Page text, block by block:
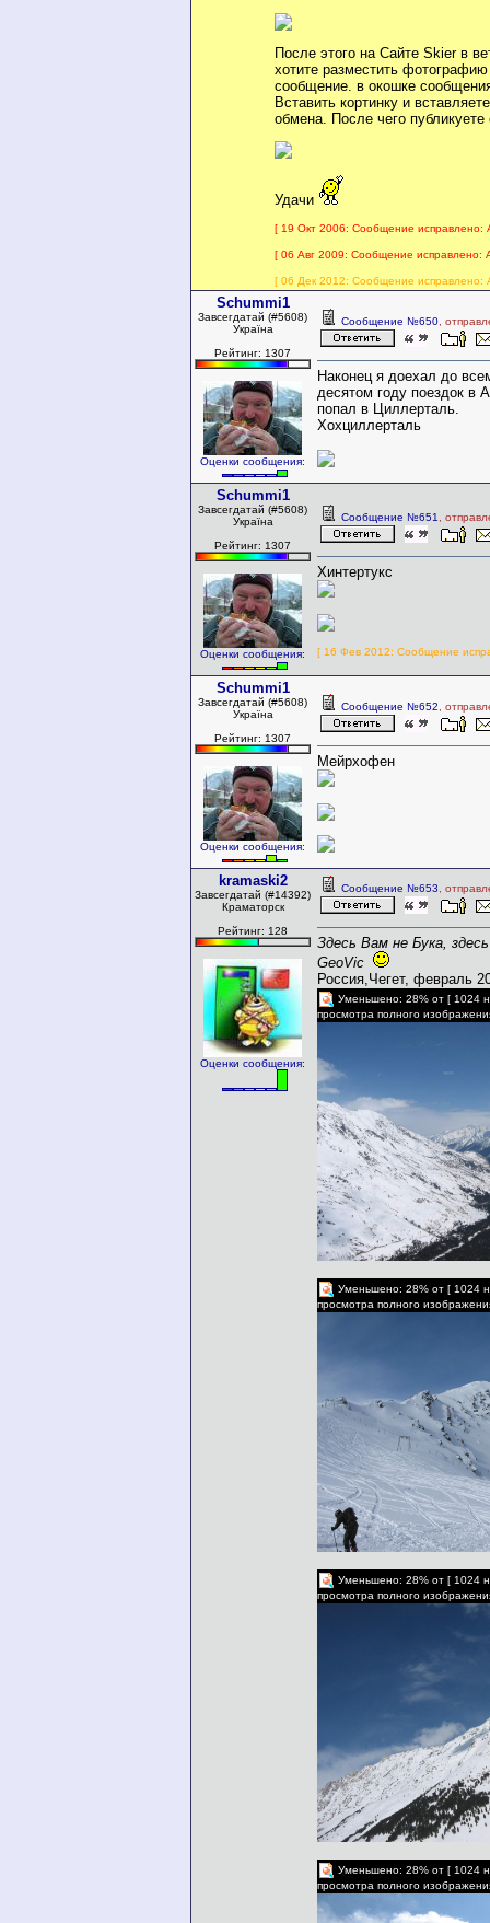
После этого на Сайте Skier в
хотите разместить
сообщение. в окошке
Вставить кортинку и
обмена. После чего
Удачи
[ 19 Окт 2006: Сообщение исправлено:
[ 06 Авг 2009: Сообщение исправлено:
[ 06 Дек 2012: Сообщение исправлено:
Schummi1
Завсегдатай (#5608)
Україна
Рейтинг: 1307
Оценки сообщения:
Сообщение №650 ,
Наконец я доехал до
десятом году поездок в
попал в Циллерталь.
Хохциллерталь
Schummi1
Завсегдатай (#5608)
Україна
Рейтинг: 1307
Оценки сообщения:
Сообщение №651 ,
Хинтертукс
[ 16 Фев 2012: Сообщение
Schummi1
Завсегдатай (#5608)
Україна
Рейтинг: 1307
Оценки сообщения:
Сообщение №652 ,
Мейрхофен
kramaski2
Завсегдатай (#14392)
Краматорск
Рейтинг: 128
Оценки сообщения:
Сообщение №653 ,
Здесь Вам не Бука,
GeoVic
Россия,Чегет, февраль
Уменьшено: 28% от [ 1024
просмотра полного
Уменьшено: 28% от [ 1024
просмотра полного
Уменьшено: 28% от [ 1024
просмотра полного
Уменьшено: 28% от [ 1024
просмотра полного